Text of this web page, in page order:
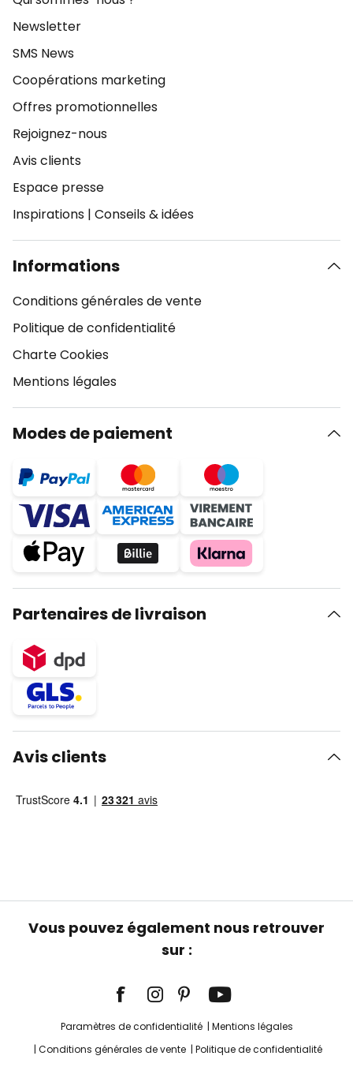
Newsletter
SMS News
Coopérations marketing
Offres promotionnelles
Rejoignez-nous
Avis clients
Espace presse
Inspirations | Conseils & idées
Informations
Conditions générales de vente
Politique de confidentialité
Charte Cookies
Mentions légales
Modes de paiement
Partenaires de livraison
Avis clients
Vous pouvez également nous retrouver
sur :
Paramètres de confidentialité
Mentions légales
Conditions générales de vente
Politique de confidentialité